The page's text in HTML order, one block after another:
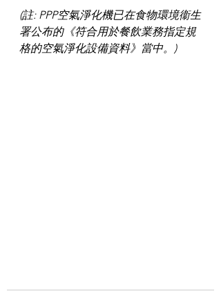
(註: PPP空氣淨化機已在食物環境衞生
署公布的《符合用於餐飲業務指定規
格的空氣淨化設備資料》當中。)